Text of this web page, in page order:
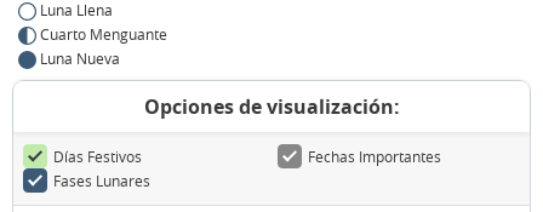
Luna Llena
Cuarto Menguante
Luna Nueva
Opciones de visualización:
Días Festivos
Fechas Importantes
Fases Lunares